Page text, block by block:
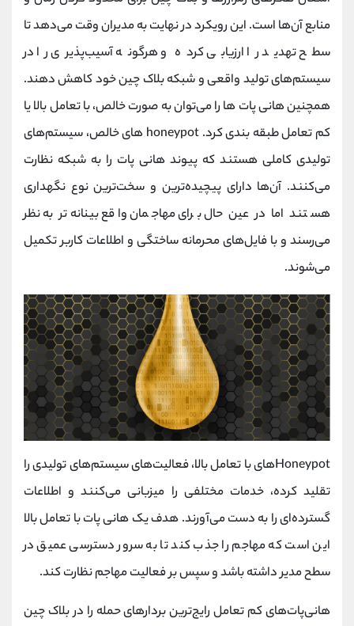
منابع آن‌ها است. این رویکرد در نهایت به مدیران وقت می‌دهد تا
سطح تهدید را ارزیابی کرده و هرگونه آسیب‌پذیری را در
سیستم‌های تولید واقعی و شبکه بلاک چین خود کاهش دهند.
همچنین هانی پات‌ ها را می‌توان به صورت خالص، با تعامل بالا یا
کم تعامل طبقه بندی کرد. honeypot های خالص، سیستم‌های
تولیدی کاملی هستند که پیوند هانی پات را به شبکه نظارت
می‌کنند. آن‌ها دارای پیچیده‌ترین و سخت‌ترین نوع نگهداری
هستند اما در عین حال برای مهاجمان واقع‌ بینانه‌تر به نظر
می‌رسند و با فایل‌های محرمانه ساختگی و اطلاعات کاربر تکمیل
می‌شوند.
Honeypot‌های با تعامل بالا، فعالیت‌های سیستم‌های تولیدی را
تقلید کرده، خدمات مختلفی را میزبانی می‌کنند و اطلاعات
گسترده‌ای را به ‌دست می‌آورند. هدف یک هانی ‌پات با تعامل بالا
این است که مهاجم را جذب کند تا به سرور دسترسی عمیق در
سطح مدیر داشته باشد و سپس بر فعالیت مهاجم نظارت کند.
هانی‌پات‌های کم ‌تعامل رایج‌ترین بردارهای حمله را در بلاک چین